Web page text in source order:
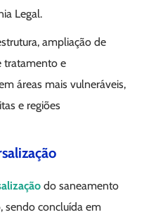
Legal.
ampliação de
tratamento e
áreas mais vulneráveis,
e regiões
do saneamento
sendo concluída em